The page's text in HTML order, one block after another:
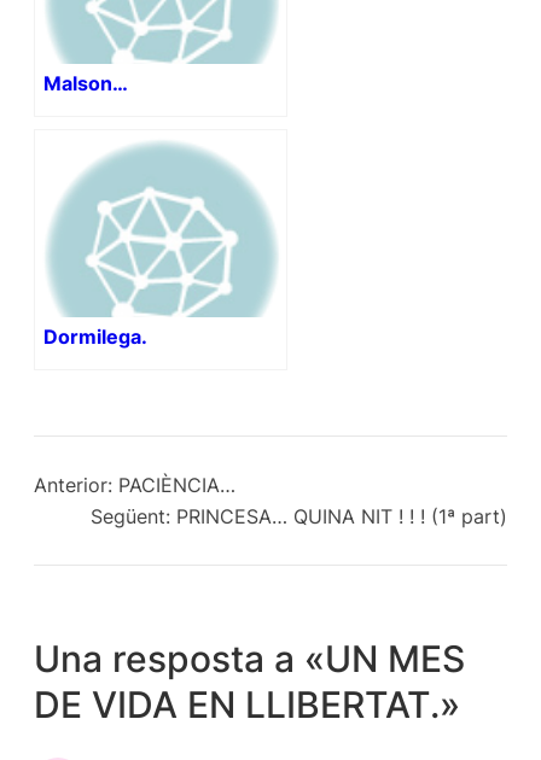
Malson…
Dormilega.
Anterior: PACIÈNCIA…
Següent: PRINCESA… QUINA NIT ! ! ! (1ª part)
Una resposta a «UN MES
DE VIDA EN LLIBERTAT.»